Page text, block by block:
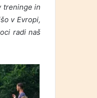
treninge in
v Evropi,
radi naš